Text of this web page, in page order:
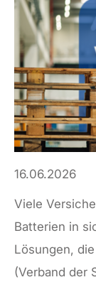
16.06.2026
Viele
Batterien in
Lösungen,
(Verband der